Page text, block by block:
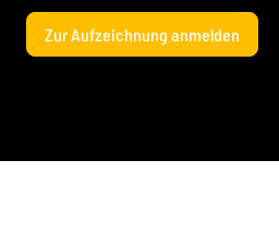
Zur Aufzeichnung anmelden